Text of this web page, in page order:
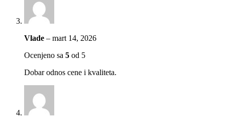
Vlade – mart 14, 2026
Ocenjeno sa 5 od 5
Dobar odnos cene i kvaliteta.